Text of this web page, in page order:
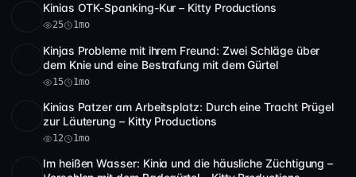
Kinias OTK-Spanking-Kur – Kitty Productions
25 1mo
Full HD 15
Kinjas Probleme mit ihrem Freund: Zwei Schläge über
dem Knie und eine Bestrafung mit dem Gürtel
15 1mo
Full HD
Kinias Patzer am Arbeitsplatz: Durch eine Tracht Prügel
zur Läuterung – Kitty Productions
12 1mo
Full HD 2 Video 20
Im heißen Wasser: Kinia und die häusliche Züchtigung –